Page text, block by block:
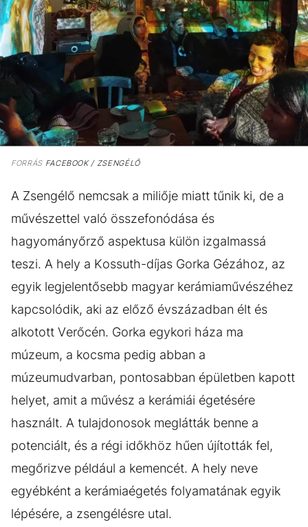
FORRÁSFACEBOOK / ZSENGÉLŐ
A Zsengélő nemcsak a miliője miatt tűnik ki, de a
művészettel való összefonódása és
hagyományőrző aspektusa külön izgalmassá
teszi. A hely a Kossuth-díjas Gorka Gézához, az
egyik legjelentősebb magyar kerámiaművészéhez
kapcsolódik, aki az előző évszázadban élt és
alkotott Verőcén. Gorka egykori háza ma
múzeum, a kocsma pedig abban a
múzeumudvarban, pontosabban épületben kapott
helyet, amit a művész a kerámiái égetésére
használt. A tulajdonosok meglátták benne a
potenciált, és a régi időkhöz hűen újították fel,
megőrizve például a kemencét. A hely neve
egyébként a kerámiaégetés folyamatának egyik
lépésére, a zsengélésre utal.